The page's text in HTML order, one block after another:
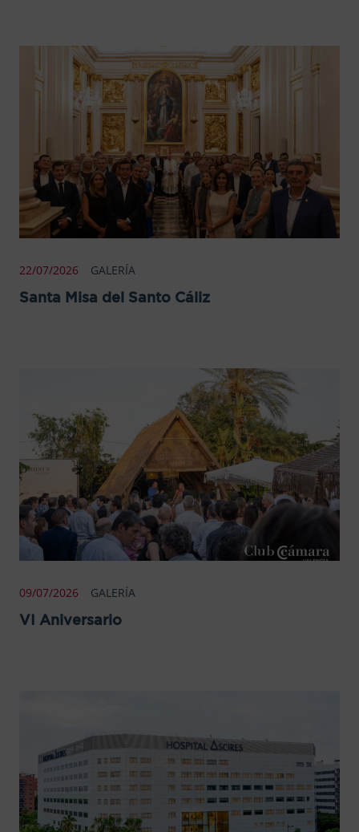
22/07/2026 GALERÍA
Santa Misa del Santo Cáliz
09/07/2026 GALERÍA
VI Aniversario